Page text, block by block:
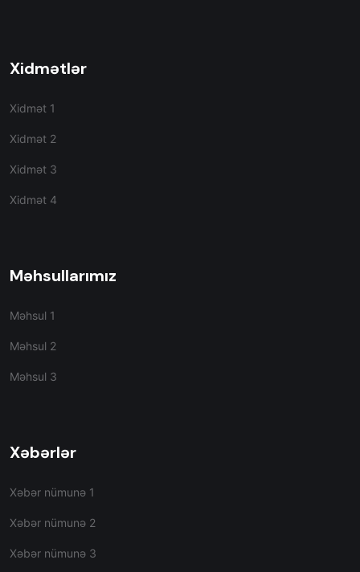
Xidmətlər
Xidmət 1
Xidmət 2
Xidmət 3
Xidmət 4
Məhsullarımız
Məhsul 1
Məhsul 2
Məhsul 3
Xəbərlər
Xəbər nümunə 1
Xəbər nümunə 2
Xəbər nümunə 3